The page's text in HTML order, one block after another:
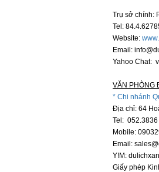
Trụ sở chính:
Tel:
Website:
Email:
Yahoo Chat:
VĂN PHÒNG
* Chi nhánh
Địa chỉ: 64
Tel:
Mobile:
Email:
Y!M:
Giấy phép